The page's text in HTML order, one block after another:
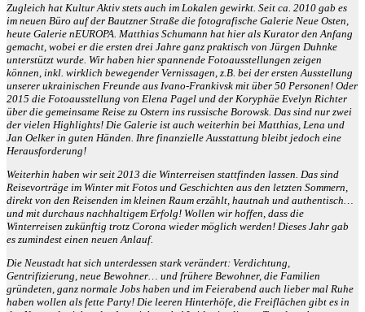
Zugleich hat Kultur Aktiv stets auch im Lokalen gewirkt. Seit ca. 2010 gab es
im neuen Büro auf der Bautzner Straße die fotografische Galerie Neue Osten,
heute Galerie nEUROPA. Matthias Schumann hat hier als Kurator den Anfang
gemacht, wobei er die ersten drei Jahre ganz praktisch von Jürgen Duhnke
unterstützt wurde. Wir haben hier spannende Fotoausstellungen zeigen
können, inkl. wirklich bewegender Vernissagen, z.B. bei der ersten Ausstellung
unserer ukrainischen Freunde aus Ivano-Frankivsk mit über 50 Personen! Oder
2015 die Fotoausstellung von Elena Pagel und der Koryphäe Evelyn Richter
über die gemeinsame Reise zu Ostern ins russische Borowsk. Das sind nur zwei
der vielen Highlights! Die Galerie ist auch weiterhin bei Matthias, Lena und
Jan Oelker in guten Händen. Ihre finanzielle Ausstattung bleibt jedoch eine
Herausforderung!
Weiterhin haben wir seit 2013 die Winterreisen stattfinden lassen. Das sind
Reisevorträge im Winter mit Fotos und Geschichten aus den letzten Sommern,
direkt von den Reisenden im kleinen Raum erzählt, hautnah und authentisch…
und mit durchaus nachhaltigem Erfolg! Wollen wir hoffen, dass die
Winterreisen zukünftig trotz Corona wieder möglich werden! Dieses Jahr gab
es zumindest einen neuen Anlauf.
Die Neustadt hat sich unterdessen stark verändert: Verdichtung,
Gentrifizierung, neue Bewohner… und frühere Bewohner, die Familien
gründeten, ganz normale Jobs haben und im Feierabend auch lieber mal Ruhe
haben wollen als fette Party! Die leeren Hinterhöfe, die Freiflächen gibt es in